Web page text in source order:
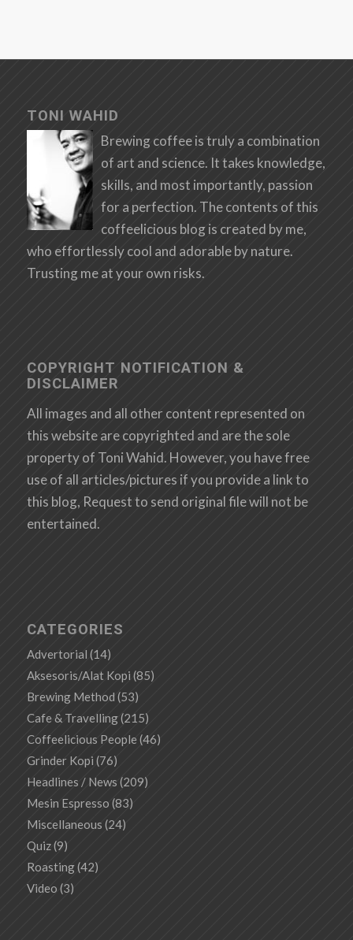
TONI WAHID
Brewing coffee is truly a combination
of art and science. It takes knowledge,
skills, and most importantly, passion
for a perfection. The contents of this
coffeelicious blog is created by me,
who effortlessly cool and adorable by nature.
Trusting me at your own risks.
COPYRIGHT NOTIFICATION &
DISCLAIMER
All images and all other content represented on
this website are copyrighted and are the sole
property of Toni Wahid. However, you have free
use of all articles/pictures if you provide a link to
this blog, Request to send original file will not be
entertained.
CATEGORIES
Advertorial (14)
Aksesoris/Alat Kopi (85)
Brewing Method (53)
Cafe & Travelling(215)
Coffeelicious People (46)
Grinder Kopi (76)
Headlines / News (209)
Mesin Espresso (83)
Miscellaneous (24)
Quiz(9)
Roasting(42)
Video (3)